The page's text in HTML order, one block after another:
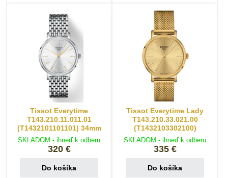
Tissot Everytime
T143.210.11.011.01
(T1432101101101) 34mm
SKLADOM - ihneď k odberu
320 €
Do košíka
Tissot Everytime Lady
T143.210.33.021.00
(T1432103302100)
SKLADOM - ihneď k odberu
335 €
Do košíka